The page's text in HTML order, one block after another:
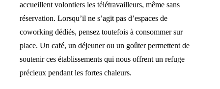
accueillent volontiers les télétravailleurs, même sans
réservation. Lorsqu’il ne s’agit pas d’espaces de
coworking dédiés, pensez toutefois à consommer sur
place. Un café, un déjeuner ou un goûter permettent de
soutenir ces établissements qui nous offrent un refuge
précieux pendant les fortes chaleurs.